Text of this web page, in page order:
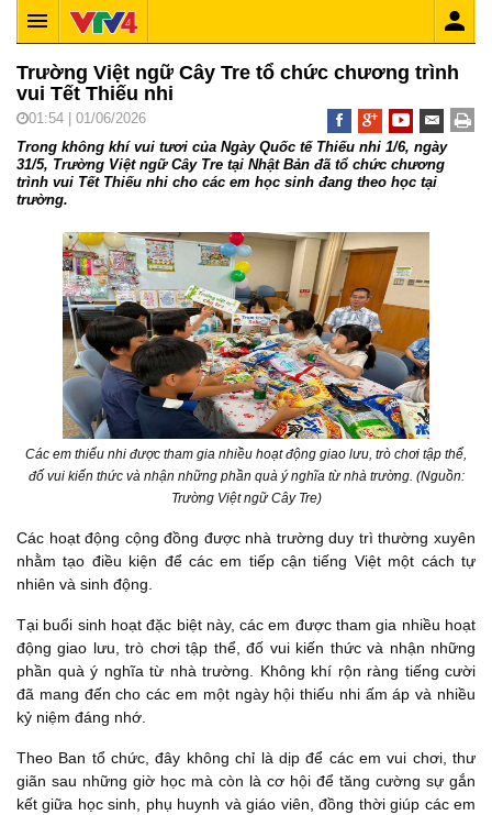
Trường Việt ngữ Cây Tre tổ chức chương trình
vui Tết Thiếu nhi
01:54 | 01/06/2026
Trong không khí vui tươi của Ngày Quốc tế Thiếu nhi 1/6, ngày
31/5, Trường Việt ngữ Cây Tre tại Nhật Bản đã tổ chức chương
trình vui Tết Thiếu nhi cho các em học sinh đang theo học tại
trường.
Các em thiếu nhi được tham gia nhiều hoạt động giao lưu, trò chơi tập thể,
đố vui kiến thức và nhận những phần quà ý nghĩa từ nhà trường. (Nguồn:
Trường Việt ngữ Cây Tre)
Các hoạt động cộng đồng được nhà trường duy trì thường xuyên
nhằm tạo điều kiện để các em tiếp cận tiếng Việt một cách tự
nhiên và sinh động.
Tại buổi sinh hoạt đặc biệt này, các em được tham gia nhiều hoạt
động giao lưu, trò chơi tập thể, đố vui kiến thức và nhận những
phần quà ý nghĩa từ nhà trường. Không khí rộn ràng tiếng cười
đã mang đến cho các em một ngày hội thiếu nhi ấm áp và nhiều
kỷ niệm đáng nhớ.
Theo Ban tổ chức, đây không chỉ là dịp để các em vui chơi, thư
giãn sau những giờ học mà còn là cơ hội để tăng cường sự gắn
kết giữa học sinh, phụ huynh và giáo viên, đồng thời giúp các em